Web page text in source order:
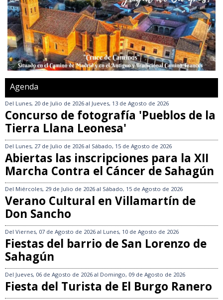
Agenda
Del Lunes, 20 de Julio de 2026 al Jueves, 13 de Agosto de 2026
Concurso de fotografía 'Pueblos de la
Tierra Llana Leonesa'
Del Lunes, 27 de Julio de 2026 al Sábado, 15 de Agosto de 2026
Abiertas las inscripciones para la XII
Marcha Contra el Cáncer de Sahagún
Del Miércoles, 29 de Julio de 2026 al Sábado, 15 de Agosto de 2026
Verano Cultural en Villamartín de
Don Sancho
Del Viernes, 07 de Agosto de 2026 al Lunes, 10 de Agosto de 2026
Fiestas del barrio de San Lorenzo de
Sahagún
Del Jueves, 06 de Agosto de 2026 al Domingo, 09 de Agosto de 2026
Fiesta del Turista de El Burgo Ranero